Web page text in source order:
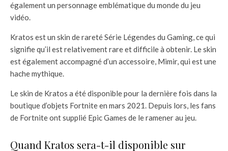
également un personnage emblématique du monde du jeu
vidéo.
Kratos est un skin de rareté Série Légendes du Gaming, ce qui
signifie qu’il est relativement rare et difficile à obtenir. Le skin
est également accompagné d’un accessoire, Mimir, qui est une
hache mythique.
Le skin de Kratos a été disponible pour la dernière fois dans la
boutique d’objets Fortnite en mars 2021. Depuis lors, les fans
de Fortnite ont supplié Epic Games de le ramener au jeu.
Quand Kratos sera-t-il disponible sur